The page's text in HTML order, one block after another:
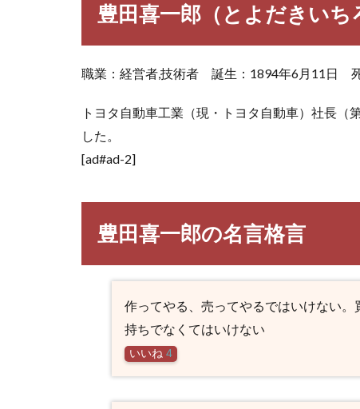
豊田喜一郎（とよだきいち
職業：経営者,技術者 誕生：1894年6月11日
トヨタ自動車工業（現・トヨタ自動車）社長
した。
[ad#ad-2]
豊田喜一郎の名言格言
作ってやる、売ってやるではいけない
持ちでなくてはいけない
いいね 4